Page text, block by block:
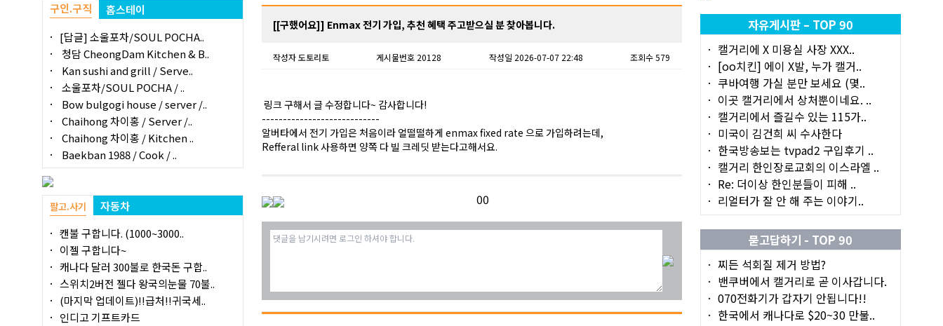
구인.구직
홈스테이
[답글] 소울포차/SOUL POCHA..
청담 CheongDam Kitchen & B..
Kan sushi and grill / Serve..
소울포차/SOUL POCHA / ..
Bow bulgogi house / server /..
Chaihong 차이홍 / Server /..
Chaihong 차이홍 / Kitchen ..
Baekban 1988 / Cook / ..
팔고.사기
자동차
캔불 구합니다. (1000~3000..
이젤 구합니다~
캐나다 달러 300불로 한국돈 구합..
스위치2버전 젤다 왕국의눈물 70불..
(마지막 업데이트)!!급처!!귀국세..
인디고 기프트카드
[[구했어요]] Enmax 전기 가입, 추천 혜택 주고받으실 분 찾아봅니다.
작성자도토리토 게시물번호 20128 작성일 2026-07-07 22:48 조회수 579
링크 구해서 글 수정합니다~ 감사합니다!
----------------------------
알버타에서 전기 가입은 처음이라 얼떨떨하게 enmax fixed rate 으로 가입하려는데,
Refferal link 사용하면 양쪽 다 빌 크레딧 받는다고해서요.
00
자유게시판 – TOP 90
캘거리에 X 미용실 사장 XXX..
[oo치킨] 에이 X발, 누가 캘거..
쿠바여행 가실 분만 보세요 (몇..
이곳 캘거리에서 상처뿐이네요. ..
캘거리에서 즐길수 있는 115가..
미국이 김건희 씨 수사한다
한국방송보는 tvpad2 구입후기 ..
캘거리 한인장로교회의 이스라엘 ..
Re: 더이상 한인분들이 피해 ..
리얼터가 잘 안 해 주는 이야기..
묻고답하기 - TOP 90
찌든 석회질 제거 방법?
밴쿠버에서 캘거리로 곧 이사갑니다.
070전화기가 갑자기 안됩니다!!
한국에서 캐나다로 $20~30 만불..